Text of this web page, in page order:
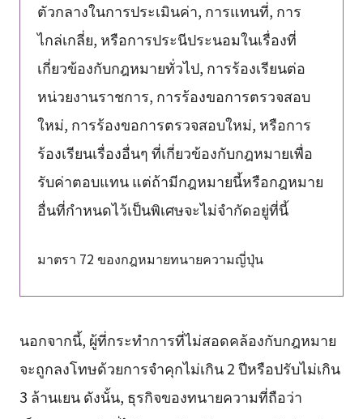
ตัวกลางในการประเมินค่า, การแทนที่, การ
ไกล่เกลี่ย, หรือการประนีประนอมในเรื่องที่
เกี่ยวข้องกับกฎหมายทั่วไป, การร้องเรียนต่อ
หน่วยงานราชการ, การร้องขอการตรวจสอบ
ใหม่, การร้องขอการตรวจสอบใหม่, หรือการ
ร้องเรียนเรื่องอื่นๆ ที่เกี่ยวข้องกับกฎหมายเพื่อ
รับค่าตอบแทน แต่ถ้ามีกฎหมายนี้หรือกฎหมาย
อื่นที่กำหนดไว้เป็นพิเศษจะไม่จำกัดอยู่ที่นี้
มาตรา 72 ของกฎหมายทนายความญี่ปุ่น
นอกจากนี้, ผู้ที่กระทำการที่ไม่สอดคล้องกับกฎหมาย
จะถูกลงโทษด้วยการจำคุกไม่เกิน 2 ปีหรือปรับไม่เกิน
3 ล้านเยน ดังนั้น, ธุรกิจของทนายความที่ถือว่า